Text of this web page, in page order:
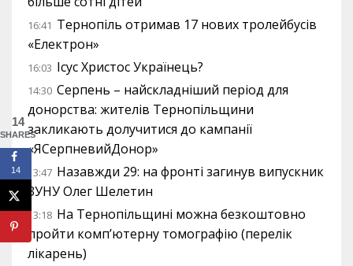
16:41 Тернопіль отримав 17 нових тролейбусів
«Електрон»
16:03 Ісус Христос Українець?
14:30 Серпень – найскладніший період для
донорства: жителів Тернопільщини
закликають долучитися до кампанії
«ЯСерпневийДонор»
13:47 Назавжди 29: на фронті загинув випускник
ЗУНУ Олег Шелетин
13:18 На Тернопільщині можна безкоштовно
пройти комп’ютерну томографію (перелік
лікарень)
14
SHARES
14